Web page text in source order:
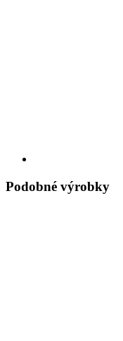
Podobné výrobky